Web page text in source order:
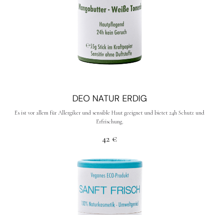
DEO NATUR ERDIG
Es ist vor allem für Allergiker und sensible Haut geeignet und bietet 24h Schutz und
Erfrischung.
42 €